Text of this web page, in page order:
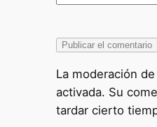
La moderación
activada. Su
tardar cierto